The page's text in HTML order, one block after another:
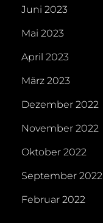
Juni 2023
Mai 2023
April 2023
März 2023
Dezember 2022
November 2022
Oktober 2022
September 2022
Februar 2022